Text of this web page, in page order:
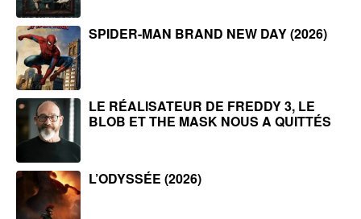
SPIDER-MAN BRAND NEW DAY (2026)
LE RÉALISATEUR DE FREDDY 3, LE
BLOB ET THE MASK NOUS A QUITTÉS
L’ODYSSÉE (2026)